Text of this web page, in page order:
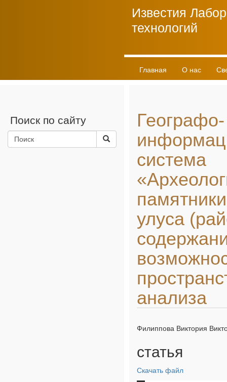
Известия
технологий
Главная О нас
Поиск по сайту
Географо-
система
улуса
анализа
Филиппова Виктория
статья
Скачать файл